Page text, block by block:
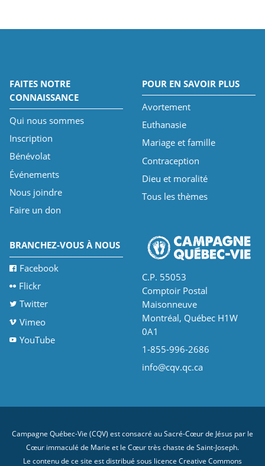
FAITES NOTRE
CONNAISSANCE
Qui nous sommes
Inscription
Bénévolat
Événements
Nous joindre
Faire un don
POUR EN SAVOIR PLUS
Avortement
Euthanasie
Mariage et famille
Contraception
Dieu et moralité
Tous les thèmes
BRANCHEZ-VOUS À NOUS
Facebook
Flickr
Twitter
Vimeo
YouTube
C.P. 55053
Comptoir Postal
Maisonneuve
Montréal, Québec H1W
0A1
1-855-996-2686
info@cqv.qc.ca
Campagne Québec-Vie (CQV) est consacré au Sacré-Cœur de Jésus par le
Cœur immaculé de Marie et le Cœur très chaste de Saint-Joseph.
Le contenu de ce site est distribué sous licence Creative Commons